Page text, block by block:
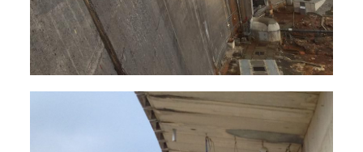
Réparation des bétons